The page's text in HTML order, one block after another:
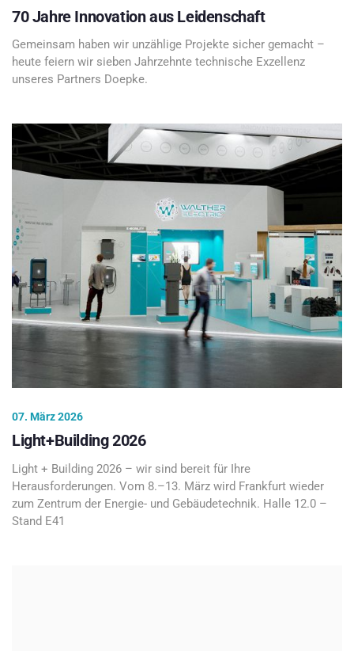
70 Jahre Innovation aus Leidenschaft
Gemeinsam haben wir unzählige Projekte sicher gemacht –
heute feiern wir sieben Jahrzehnte technische Exzellenz
unseres Partners Doepke.
07. März 2026
Light+Building 2026
Light + Building 2026 – wir sind bereit für Ihre
Herausforderungen. Vom 8.–13. März wird Frankfurt wieder
zum Zentrum der Energie- und Gebäudetechnik. Halle 12.0 –
Stand E41